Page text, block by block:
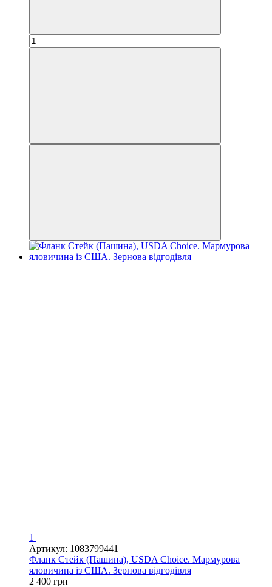
1
Артикул: 1083799441
Фланк Стейк (Пашина), USDA Choice. Мармурова
яловичина із США. Зернова відгодівля
2 400 грн